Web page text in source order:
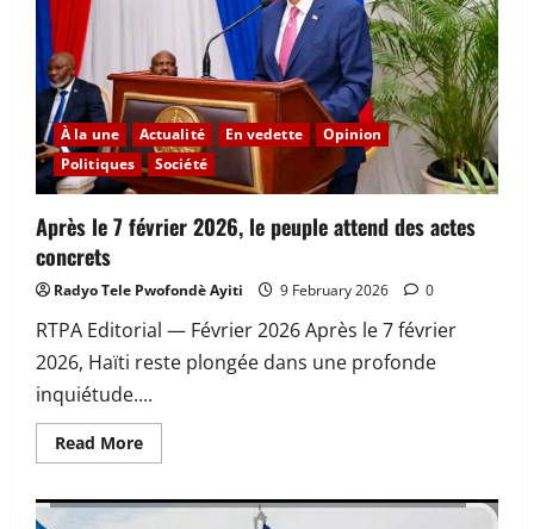
membres
du
CPT
À la une Actualité En vedette
Opinion
Politiques
Société
Après le 7 février 2026, le peuple attend des actes
concrets
Radyo Tele Pwofondè Ayiti 9 February 2026 0
RTPA Editorial — Février 2026 Après le 7 février
2026, Haïti reste plongée dans une profonde
inquiétude....
Read MoreRead
more
le